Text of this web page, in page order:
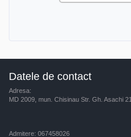
Datele de contact
Adresa:
MD 2009, mun. Chisinau Str. Gh. Asachi 21
Admitere: 067458026